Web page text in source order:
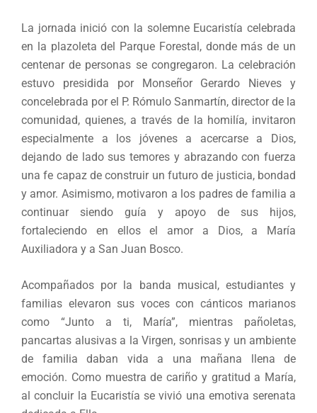
La jornada inició con la solemne Eucaristía celebrada
en la plazoleta del Parque Forestal, donde más de un
centenar de personas se congregaron. La celebración
estuvo presidida por Monseñor Gerardo Nieves y
concelebrada por el P. Rómulo Sanmartín, director de la
comunidad, quienes, a través de la homilía, invitaron
especialmente a los jóvenes a acercarse a Dios,
dejando de lado sus temores y abrazando con fuerza
una fe capaz de construir un futuro de justicia, bondad
y amor. Asimismo, motivaron a los padres de familia a
continuar siendo guía y apoyo de sus hijos,
fortaleciendo en ellos el amor a Dios, a María
Auxiliadora y a San Juan Bosco.
Acompañados por la banda musical, estudiantes y
familias elevaron sus voces con cánticos marianos
como “Junto a ti, María”, mientras pañoletas,
pancartas alusivas a la Virgen, sonrisas y un ambiente
de familia daban vida a una mañana llena de
emoción. Como muestra de cariño y gratitud a María,
al concluir la Eucaristía se vivió una emotiva serenata